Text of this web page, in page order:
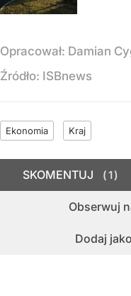
Opracował: Damian
Źródło: ISBnews
Ekonomia Kraj
Obserwuj
Dodaj jako
SKOMENTUJ 1